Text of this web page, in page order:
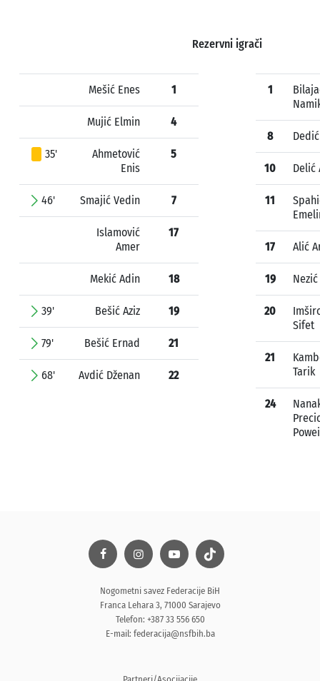
Rezervni igrači
Mešić Enes 1
Mujić Elmin 4
35'
Ahmetović
Enis
5
46' Smajić Vedin 7
Islamović
Amer
17
Mekić Adin 18
39' Bešić Aziz 19
79' Bešić Ernad 21
68' Avdić Dženan 22
1
8
10 Delić
11
17 Alić
19
20
Sifet
21
Tarik
24
Nogometni savez Federacije BiH
Franca Lehara 3, 71000 Sarajevo
Telefon: +387 33 556 650
E-mail: federacija@nsfbih.ba